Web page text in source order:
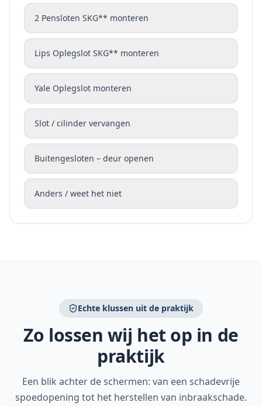
2 Pensloten SKG** monteren
Lips Oplegslot SKG** monteren
Yale Oplegslot monteren
Slot / cilinder vervangen
Buitengesloten – deur openen
Anders / weet het niet
Echte klussen uit de praktijk
Zo lossen wij het op in de
praktijk
Een blik achter de schermen: van een schadevrije
spoedopening tot het herstellen van inbraakschade.